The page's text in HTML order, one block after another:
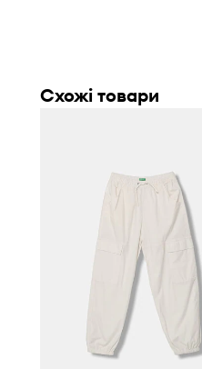
- Dress Safely - це
речовин, таких як
небезпечні для
розроблені без
- Простий,
- Модель із
- Дві прорізні бічні
- Дві накладні
- Кишені типу cargo
речей.
- Прямі штанини по
- Талія із
Схожі товари